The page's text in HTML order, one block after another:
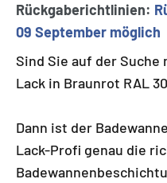
Rückgaberichtlinien:
09 September möglich
Sind Sie auf der
Lack in Braunrot RAL
Dann ist der
Lack-Profi genau die